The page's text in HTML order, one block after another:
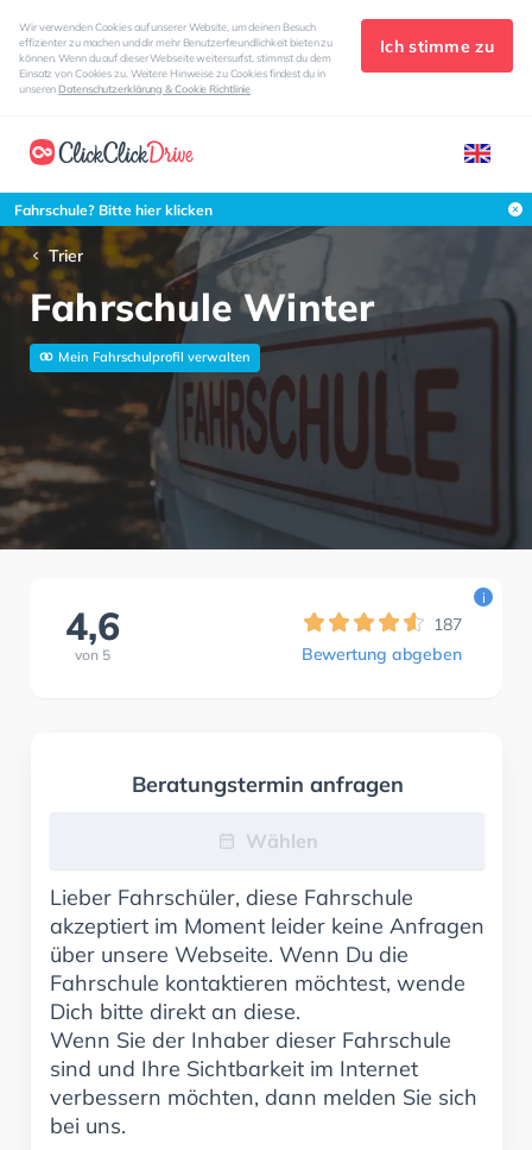
Wir verwenden Cookies auf unserer Website, um deinen Besuch
effizienter zu machen und dir mehr Benutzerfreundlichkeit bieten zu
können. Wenn du auf dieser Webseite weitersurfst, stimmst du dem
Einsatz von Cookies zu. Weitere Hinweise zu Cookies findest du in
unserenDatenschutzerklärung & Cookie Richtlinie
Ich stimme zu
Fahrschule? Bitte hier klicken
Trier
Fahrschule Winter
Mein Fahrschulprofil verwalten
4,6
von 5
187
Bewertung abgeben
i
Beratungstermin anfragen
Wählen
Lieber Fahrschüler, diese Fahrschule
akzeptiert im Moment leider keine Anfragen
über unsere Webseite. Wenn Du die
Fahrschule kontaktieren möchtest, wende
Dich bitte direkt an diese.
Wenn Sie der Inhaber dieser Fahrschule
sind und Ihre Sichtbarkeit im Internet
verbessern möchten, dann melden Sie sich
bei uns.